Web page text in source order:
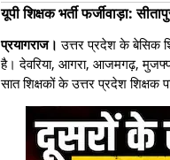
यूपी शिक्षक भर्ती फर्जीवाड़ा:
प्रयागराज। उत्तर प्रदेश के बेसिक
है। देवरिया, आगरा, आजमगढ़,
सात शिक्षकों के उत्तर प्रदेश शिक्षक